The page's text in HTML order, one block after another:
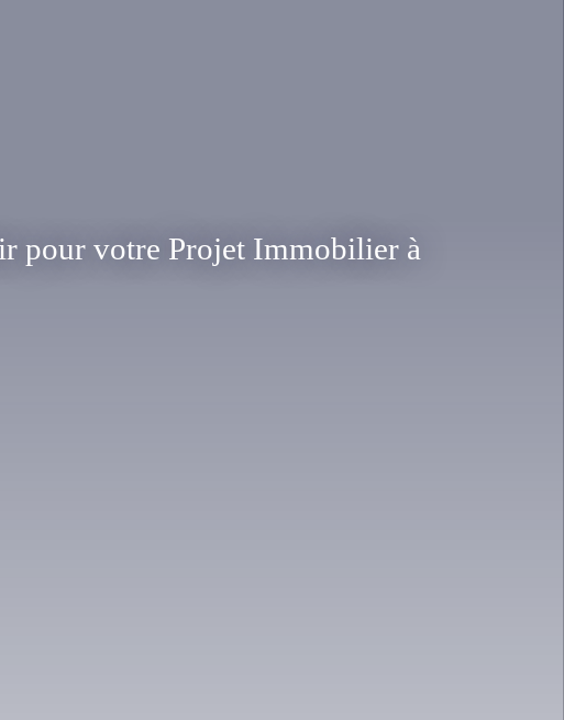
pour votre Projet Immobilier à